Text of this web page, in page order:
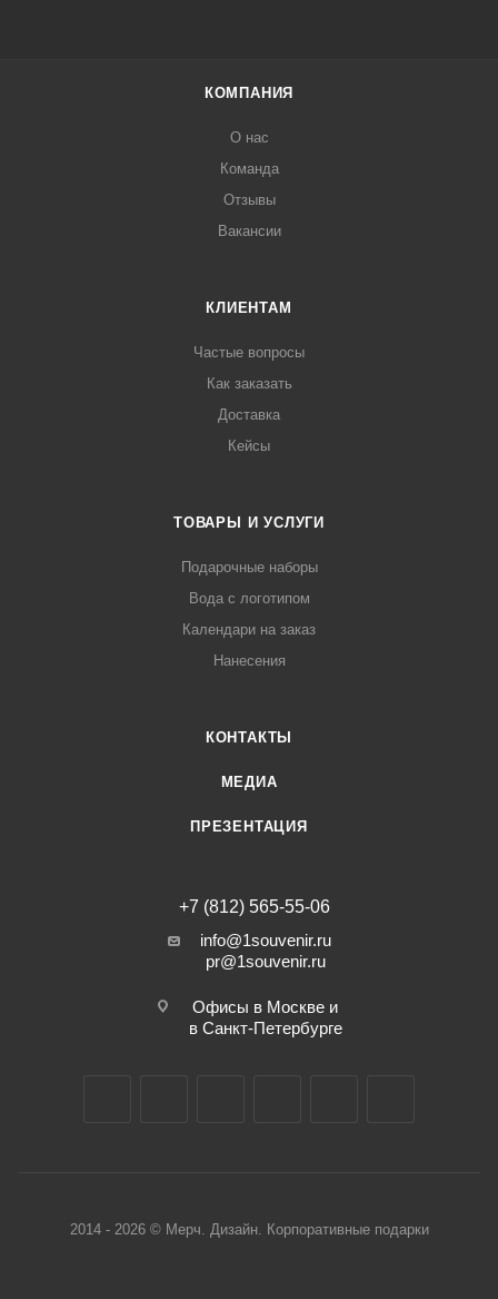
КОМПАНИЯ
О нас
Команда
Отзывы
Вакансии
КЛИЕНТАМ
Частые вопросы
Как заказать
Доставка
Кейсы
ТОВАРЫ И УСЛУГИ
Подарочные наборы
Вода с логотипом
Календари на заказ
Нанесения
КОНТАКТЫ
МЕДИА
ПРЕЗЕНТАЦИЯ
+7 (812) 565-55-06
info@1souvenir.ru
pr@1souvenir.ru
Офисы в Москве и
в Санкт-Петербурге
2014 - 2026 © Мерч. Дизайн. Корпоративные подарки